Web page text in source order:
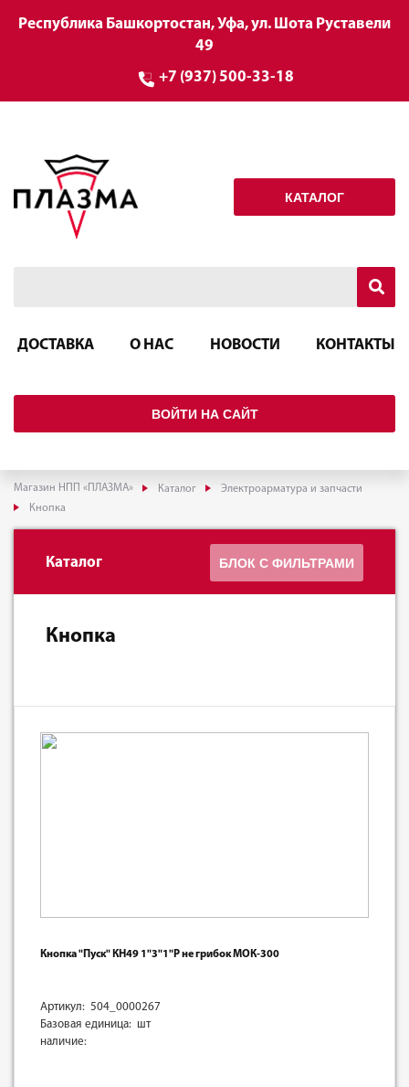
Республика Башкортостан, Уфа, ул. Шота Руставели
49
+7 (937) 500-33-18
КАТАЛОГ
ДОСТАВКА О НАС НОВОСТИ КОНТАКТЫ
ВОЙТИ НА САЙТ
Магазин НПП «ПЛАЗМА» Каталог
Электроарматура и запчасти
Кнопка
Каталог БЛОК С ФИЛЬТРАМИ
Кнопка
Кнопка "Пуск" КН49 1"3"1"Р не грибок МОК-300
Артикул: 504_0000267
Базовая единица: шт
наличие: